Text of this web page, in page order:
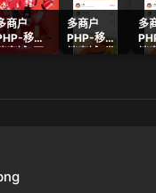
商户
移动
商城-开
多商户
PHP-移动
端商城-发
多